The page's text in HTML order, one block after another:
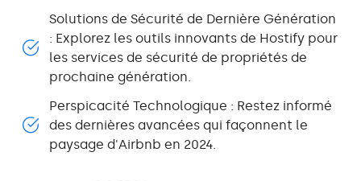
Solutions de Sécurité de Dernière Génération
: Explorez les outils innovants de Hostify pour
les services de sécurité de propriétés de
prochaine génération.
Perspicacité Technologique : Restez informé
des dernières avancées qui façonnent le
paysage d'Airbnb en 2024.